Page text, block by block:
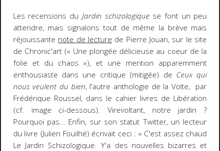
Les recensions du Jardin schizologique se font un peu
attendre, mais signalons tout de même la brève mais
réjouissante note de lecture de Pierre Jouan, sur le site
de Chronic'art (« Une plongée délicieuse au coeur de la
folie et du chaos »), et une mention apparemment
enthousiaste dans une critique (mitigée) de Ceux qui
nous veulent du bien, l'autre anthologie de la Volte, par
Frédérique Roussel, dans le cahier livres de Libération
(cf. image ci-dessous). Virevoltant, notre jardin ?
Pourquoi pas... Enfin, sur son statut Twitter, un lecteur
du livre (Julien Fouilhé) écrivait ceci : « C'est assez chaud
Le Jardin Schizologique. Y'a des nouvelles bizarres et